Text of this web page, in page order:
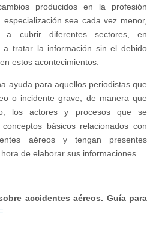
producidos en la profesión
sea cada vez menor,
a cubrir diferentes sectores, en
a tratar la información sin el debido
estos acontecimientos.
ayuda para aquellos periodistas que
o incidente grave, de manera que
los actores y procesos que se
básicos relacionados con
aéreos y tengan presentes
de elaborar sus informaciones.
accidentes aéreos. Guía para